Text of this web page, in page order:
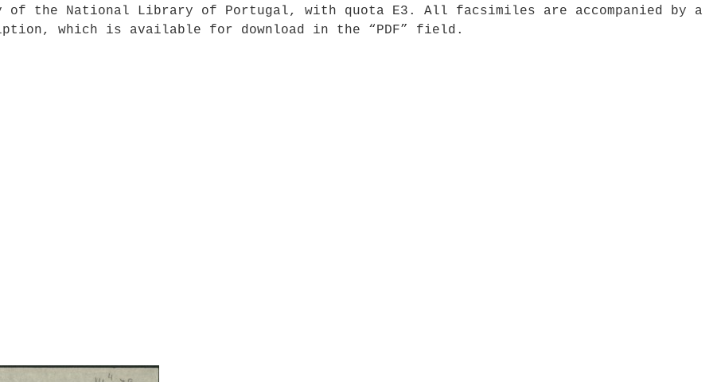
of the National Library of Portugal, with quota E3. All facsimiles are accompanied by a
which is available for download in the “PDF” field.